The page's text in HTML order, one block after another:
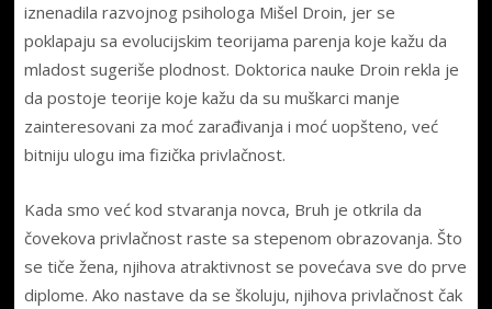
iznenadila razvojnog psihologa Mišel Droin, jer se
poklapaju sa evolucijskim teorijama parenja koje kažu da
mladost sugeriše plodnost. Doktorica nauke Droin rekla je
da postoje teorije koje kažu da su muškarci manje
zainteresovani za moć zarađivanja i moć uopšteno, već
bitniju ulogu ima fizička privlačnost.
Kada smo već kod stvaranja novca, Bruh je otkrila da
čovekova privlačnost raste sa stepenom obrazovanja. Što
se tiče žena, njihova atraktivnost se povećava sve do prve
diplome. Ako nastave da se školuju, njihova privlačnost čak